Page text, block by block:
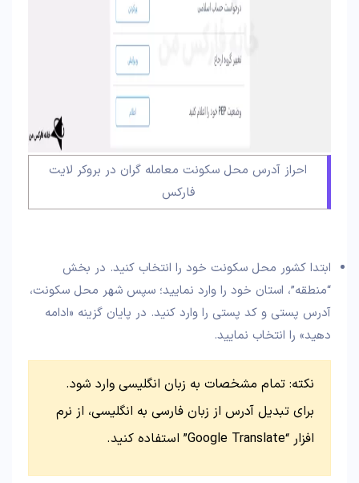
احراز آدرس محل سکونت معامله گران در بروکر لایت
فارکس
ابتدا کشور محل سکونت خود را انتخاب کنید. در بخش
“منطقه”، استان خود را وارد نمایید؛ سپس شهر محل سکونت،
آدرس پستی و کد پستی را وارد کنید. در پایان گزینه «ادامه
دهید» را انتخاب نمایید.
نکته: تمام مشخصات به زبان انگلیسی وارد شود.
برای تبدیل آدرس از زبان فارسی به انگلیسی، از نرم
افزار “Google Translate” استفاده کنید.